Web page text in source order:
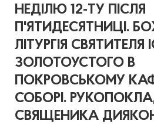
НЕДІЛЮ 12-ТУ ПІСЛЯ
П'ЯТИДЕСЯТНИЦІ.
ЛІТУРГІЯ СВЯТИТЕЛЯ
ЗОЛОТОУСТОГО В
ПОКРОВСЬКОМУ
СОБОРІ.
СВЯЩЕНИКА